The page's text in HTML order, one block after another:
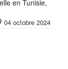
en Tunisie,
04 octobre 2024